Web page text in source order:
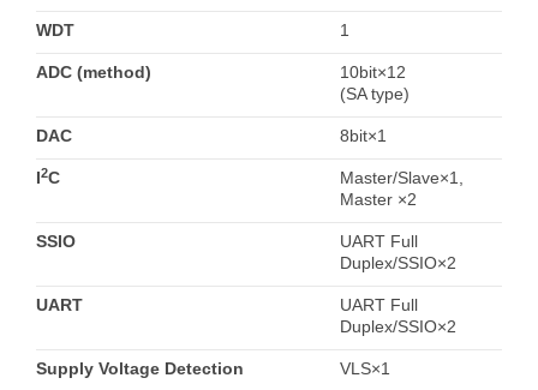
WDT 1
ADC (method)
10bit×12
(SA type)
DAC 8bit×1
I2C
Master/Slave×1,
Master ×2
SSIO
UART Full
Duplex/SSIO×2
UART
UART Full
Duplex/SSIO×2
Supply Voltage Detection VLS×1